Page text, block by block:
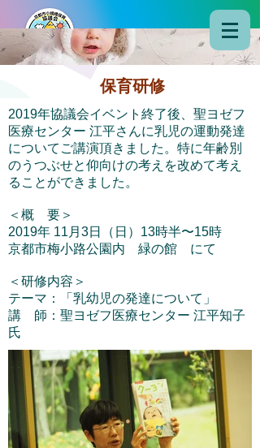
保育研修
2019年協議会イベント終了後、聖ヨゼフ
医療センター 江平さんに乳児の運動発達
についてご講演頂きました。 特に年齢別
のうつぶせと仰向けの考えを改めて考え
ることができました。
＜概 要＞
2019年 11月3日（日）13時半〜15時
京都市梅小路公園内 緑の館 にて
＜研修内容＞
テーマ：「乳幼児の発達について」
講 師：聖ヨゼフ医療センター 江平知子
氏